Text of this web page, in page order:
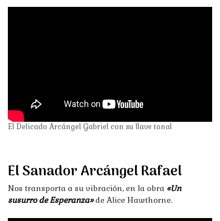
El Delicado Arcángel Gabriel con su llave tonal
El Sanador Arcángel Rafael
Nos transporta a su vibración, en la obra «Un
susurro de Esperanza»de Alice Hawthorne.